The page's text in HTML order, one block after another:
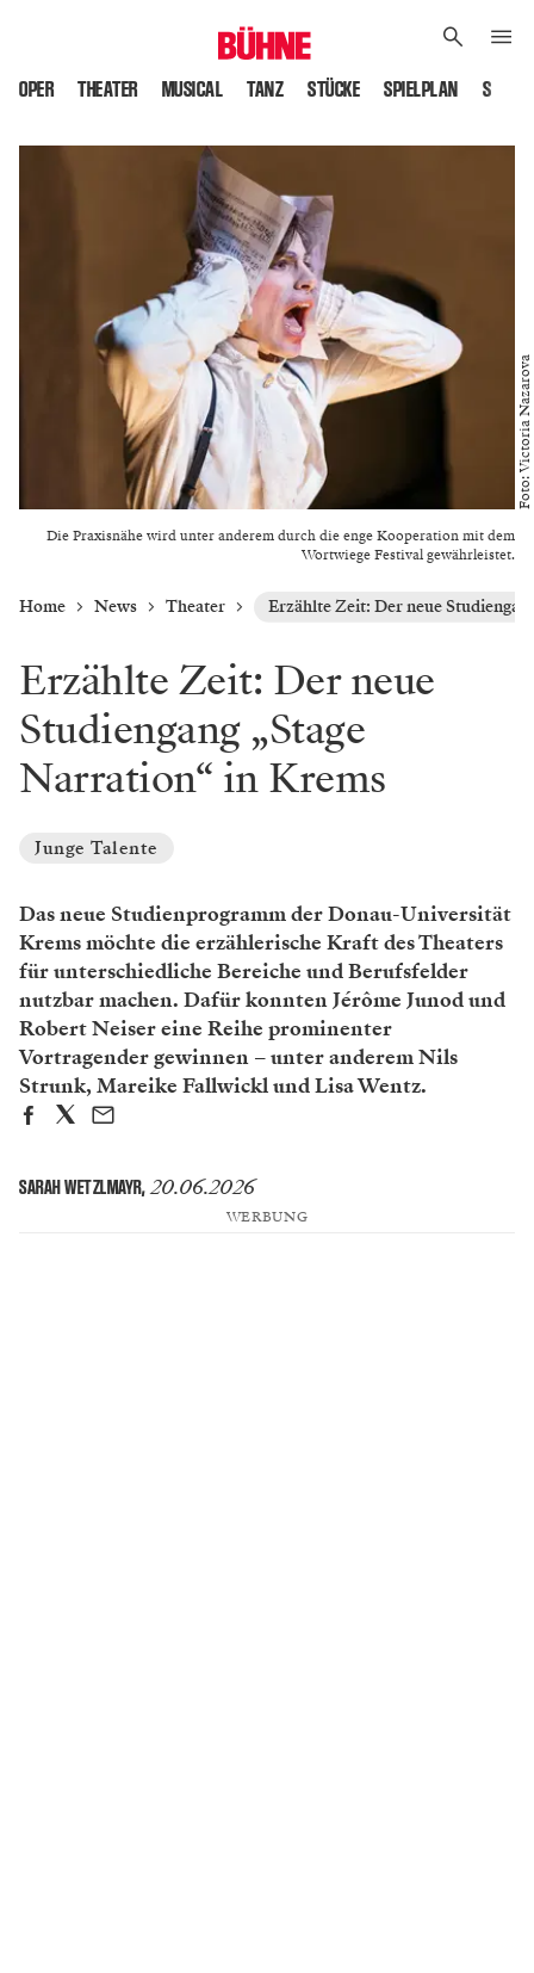
OPER THEATER MUSICAL TANZ STÜCKE SPIELPLAN
Die Praxisnähe wird unter anderem durch die enge Kooperation mit dem
Wortwiege Festival gewährleistet.
Foto: Victoria Nazarova
Home News Theater Erzählte Zeit: Der neue
Erzählte Zeit: Der neue
Studiengang „Stage
Narration“ in Krems
Junge Talente
Das neue Studienprogramm der Donau-Universität
Krems möchte die erzählerische Kraft des Theaters
für unterschiedliche Bereiche und Berufsfelder
nutzbar machen. Dafür konnten Jérôme Junod und
Robert Neiser eine Reihe prominenter
Vortragender gewinnen – unter anderem Nils
Strunk, Mareike Fallwickl und Lisa Wentz.
SARAH WETZLMAYR, 20.06.2026
WERBUNG